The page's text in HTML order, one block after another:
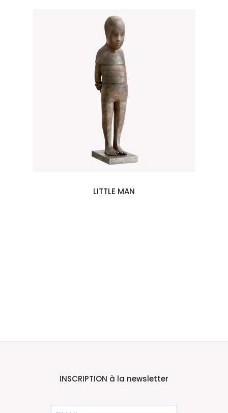
LITTLE MAN
INSCRIPTION à la newsletter